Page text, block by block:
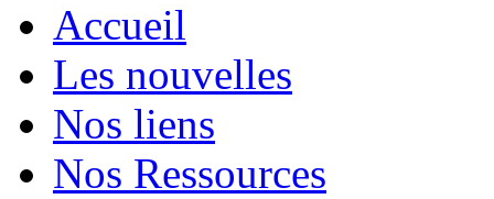
Accueil
Les nouvelles
Nos liens
Nos Ressources